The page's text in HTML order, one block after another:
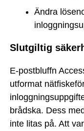
Ändra
Slutgiltig
E-postbluffn
utformat
brådska. Dess
inte litas på. Att